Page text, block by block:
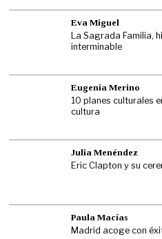
Eva Miguel
La Sagrada Familia,
interminable
Eugenia Merino
10 planes culturales
cultura
Julia Menéndez
Eric Clapton y su
Paula Macías
Madrid acoge con